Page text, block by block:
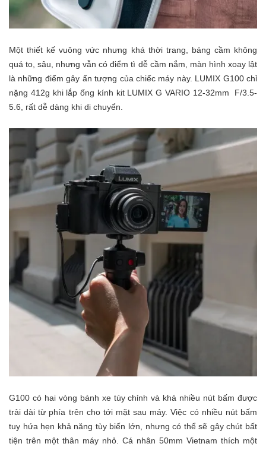
Một thiết kế vuông vức nhưng khá thời trang, báng cầm không
quá to, sâu, nhưng vẫn có điểm tì dễ cầm nắm, màn hình xoay lật
là những điểm gây ấn tượng của chiếc máy này. LUMIX G100 chỉ
nặng 412g khi lắp ống kính kit LUMIX G VARIO 12-32mm F/3.5-
5.6, rất dễ dàng khi di chuyển.
G100 có hai vòng bánh xe tùy chỉnh và khá nhiều nút bấm được
trải dài từ phía trên cho tới mặt sau máy. Việc có nhiều nút bấm
tuy hứa hẹn khả năng tùy biến lớn, nhưng có thể sẽ gây chút bất
tiện trên một thân máy nhỏ. Cá nhân 50mm Vietnam thích một